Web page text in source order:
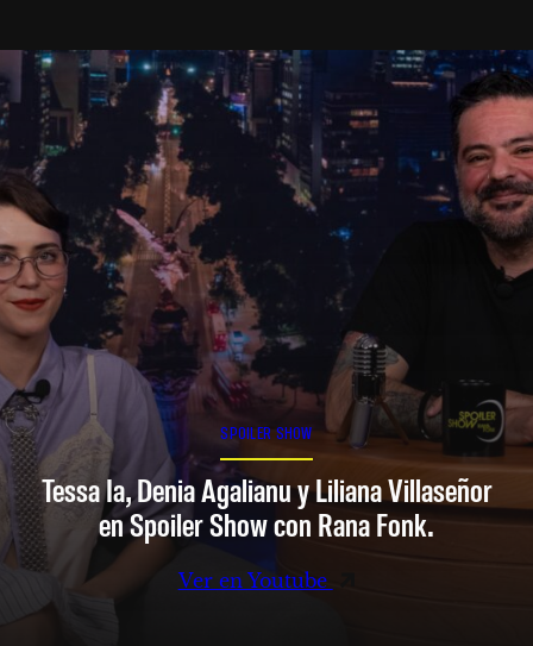
SPOILER SHOW
Tessa Ia, Denia Agalianu y Liliana Villaseñor
en Spoiler Show con Rana Fonk.
Ver en Youtube